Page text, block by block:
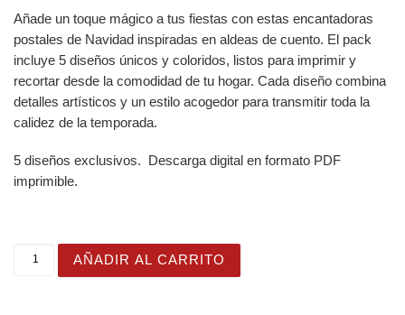
Añade un toque mágico a tus fiestas con estas encantadoras
postales de Navidad inspiradas en aldeas de cuento. El pack
incluye 5 diseños únicos y coloridos, listos para imprimir y
recortar desde la comodidad de tu hogar. Cada diseño combina
detalles artísticos y un estilo acogedor para transmitir toda la
calidez de la temporada.
5 diseños exclusivos. Descarga digital en formato PDF
imprimible.
Postales de Navidad "Aldeas de Cuento" | Digitales
AÑADIR AL CARRITO